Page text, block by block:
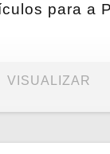
para a
VISUALIZAR